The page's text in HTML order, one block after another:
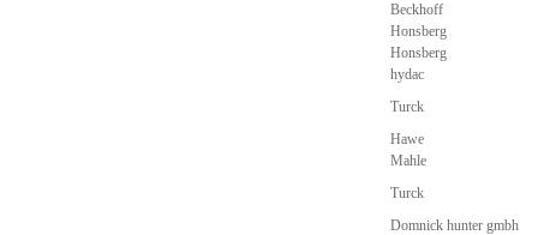
Beckhoff
Honsberg
Honsberg
hydac
Turck
Hawe
Mahle
Turck
Domnick hunter gmbh